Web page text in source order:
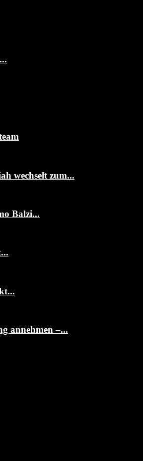
wechselt zum...
Balzi...
annehmen –...